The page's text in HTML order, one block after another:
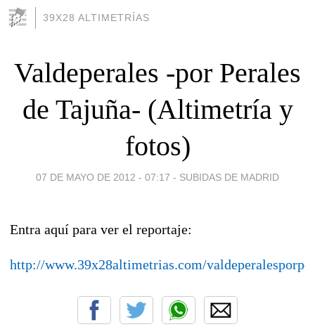
39X28 ALTIMETRÍAS
Valdeperales -por Perales
de Tajuña- (Altimetría y
fotos)
07 DE MAYO DE 2012 - 07:17 - SUBIDAS DE MADRID
Entra aquí para ver el reportaje:
http://www.39x28altimetrias.com/